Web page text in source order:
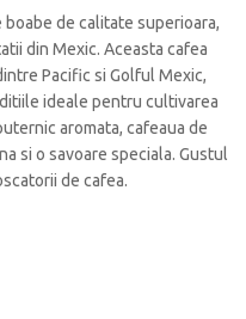
de calitate superioara,
din Mexic. Aceasta cafea
Pacific si Golful Mexic,
ideale pentru cultivarea
aromata, cafeaua de
si o savoare speciala. Gustul
de cafea.